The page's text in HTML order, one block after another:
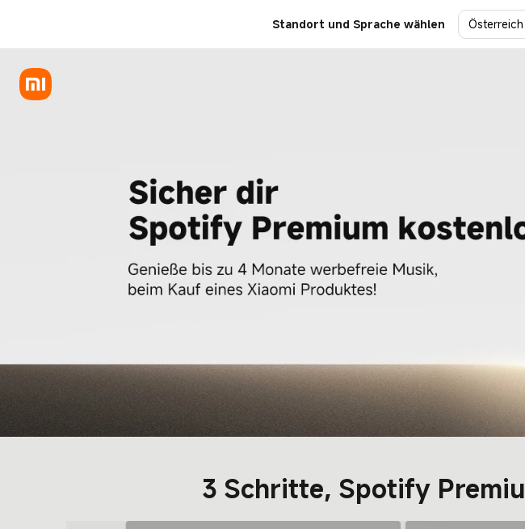
Standort und Sprache wählen
3 Schritte, Spotify